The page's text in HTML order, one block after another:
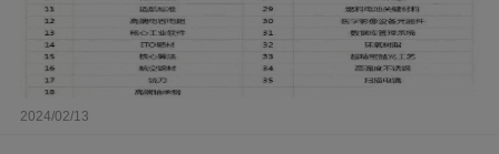
2024/02/13